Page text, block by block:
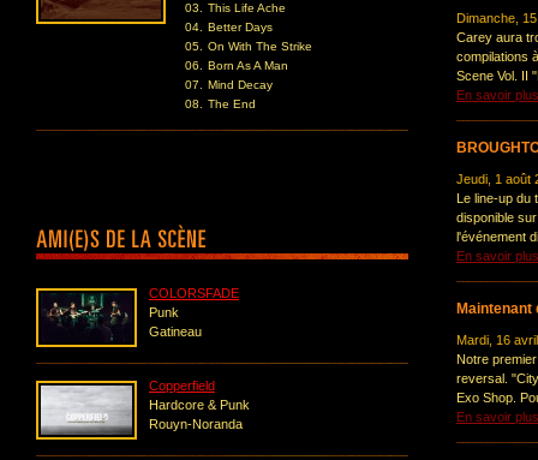
03.
This Life Ache
04.
Better Days
05.
On With The Strike
06.
Born As A Man
07.
Mind Decay
08.
The End
COLORSFADE
Punk
Gatineau
Copperfield
Hardcore & Punk
Rouyn-Noranda
Dimanche,
Carey aura
compilations
Scene Vol. II
En savoir plus
Jeudi, 1 août
Le line-up du
disponible
l'événement
En savoir plus
Maintenant
Mardi, 16
Notre
reversal.
Exo Shop.
En savoir plus